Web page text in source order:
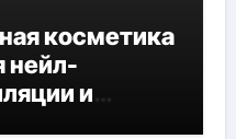
косметика
нейл-
и